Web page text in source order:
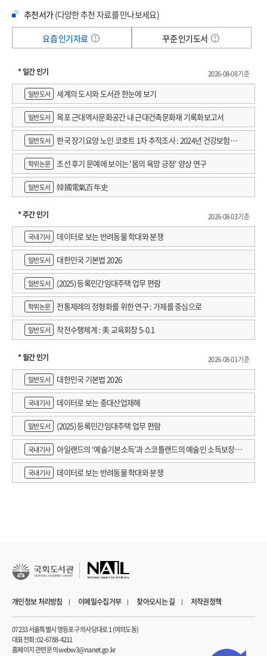
추천서가(다양한 추천 자료를 만나보세요)
요즘 인기자료
꾸준 인기도서
* 일간 인기
2026-08-08 기준
일반도서
세계의 도시와 도서관 한눈에 보기
일반도서 목포 근대역사문화공간 내 근대건축문화재 기록화보고서
일반도서
한국 장기요양 노인 코호트 1차 추적조사 : 2024년 건강보험연
구원 정규연구보고서
학위논문 조선 후기 문예에 보이는 '몸의 욕망 긍정' 양상 연구
일반도서 韓國電氣百年史
* 주간 인기
2026-08-03 기준
국내기사
데이터로 보는 반려동물 학대와 분쟁
일반도서 대한민국 기본법 2026
일반도서 (2025) 등록민간임대주택 업무 편람
학위논문 전통제례의 정형화를 위한 연구 : 가제를 중심으로
일반도서 작전수행체계 : 美 교육회장 5-0.1
* 월간 인기
2026-08-01 기준
일반도서
대한민국 기본법 2026
국내기사 데이터로 보는 중대산업재해
일반도서 (2025) 등록민간임대주택 업무 편람
국내기사
아일랜드의 ‘예술기본소득’과 스코틀랜드의 예술인 소득보장정
책 논의
국내기사 데이터로 보는 반려동물 학대와 분쟁
개인정보 처리방침 이메일수집거부 찾아오시는 길 저작권정책
07233 서울특별시 영등포구 의사당대로 1 (여의도동)
대표전화 : 02-6788-4211
홈페이지 관련 문의 webw3@nanet.go.kr